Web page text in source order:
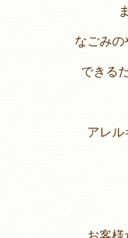
なごみ
できる
アレル